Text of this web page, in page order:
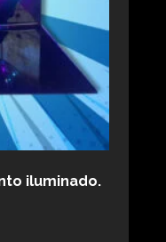
iluminado.